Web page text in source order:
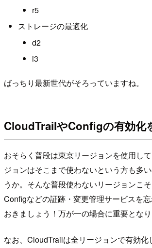
r5
ストレージの最適化
d2
i3
ばっちり最新世代がそろっていますね。
CloudTrailやConfigの有効化
おそらく普段は東京リージョンを使用し
ジョンはそこまで使わないという方も多
うか。そんな普段使わないリージョンこ
Configなどの証跡・変更管理サービスを
おきましょう！万が一の場合に重要となり
なお、CloudTrailは全リージョンで有効化